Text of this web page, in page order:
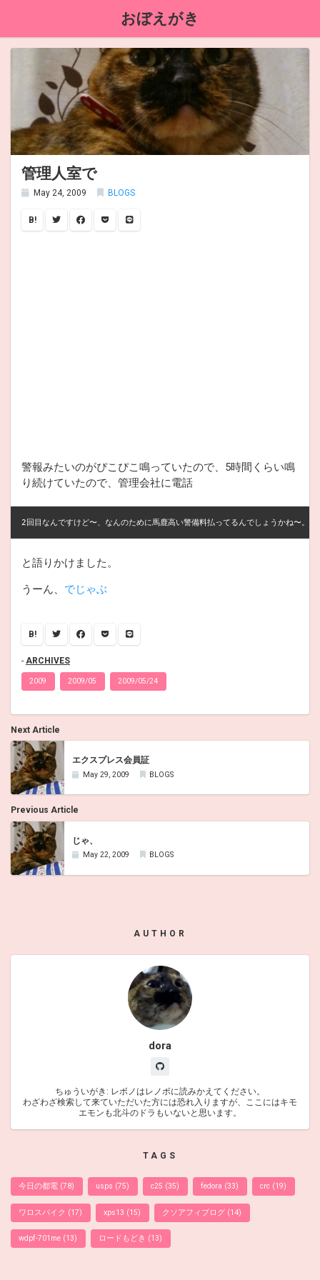
おぼえがき
管理人室で
May 24, 2009 BLOGS
B!
警報みたいのがぴこぴこ鳴っていたので、5時間くらい鳴
り続けていたので、管理会社に電話
と語りかけました。
うーん、 でじゃぶ
B!
ARCHIVES
2009 2009/05 2009/05/24
Next Article
エクスプレス会員証
May 29, 2009 BLOGS
Previous Article
じゃ、
May 22, 2009 BLOGS
AUTHOR
dora
ちゅういがき: レボノはレノボに読みかえてください。
わざわざ検索して来ていただいた方には恐れ入りますが、ここにはキモ
エモンも北斗のドラもいないと思います。
TAGS
今日の都電 (78) usps (75) c25 (35) fedora (33) crc (19)
ワロスバイク (17) xps13 (15) クソアフィブログ (14)
wdpf-701me (13) ロードもどき (13)